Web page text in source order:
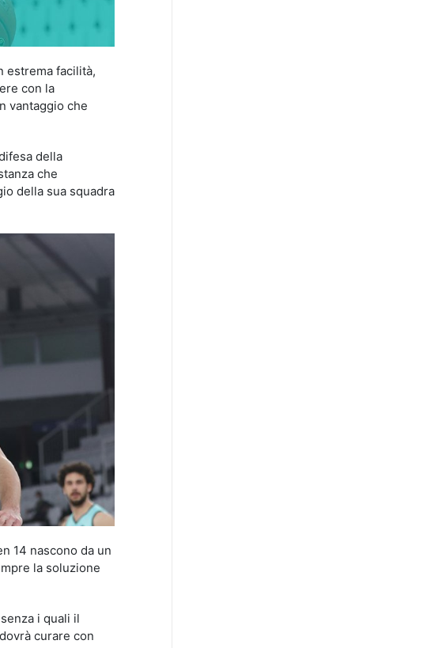
estrema facilità,
con la
vantaggio che
della
che
della sua squadra
14 nascono da un
la soluzione
i quali il
curare con